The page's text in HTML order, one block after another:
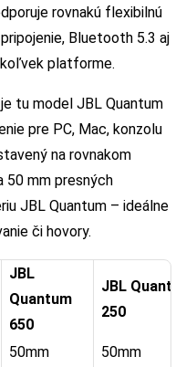
rovnakú flexibilnú
Bluetooth 5.3 aj
platforme.
tu model JBL Quantum
pre PC, Mac, konzolu
na rovnakom
50 mm presných
JBL Quantum – ideálne
či hovory.
JBL
Quantum
650
JBL
250
50mm
50mm